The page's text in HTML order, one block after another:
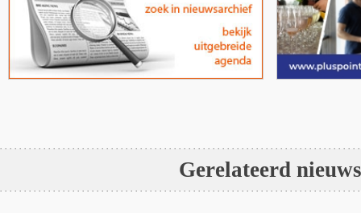
Gerelateerd nieuws